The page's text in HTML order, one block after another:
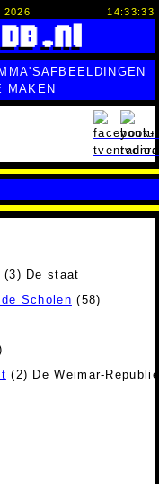
2026 14:33:34
AFBEELDINGEN
MAKEN
(3) De staat
Scholen (58)
(2) De Weimar-